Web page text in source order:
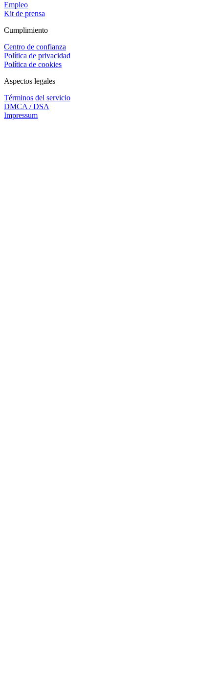
Empleo
Kit de prensa
Cumplimiento
Centro de confianza
Política de privacidad
Política de cookies
Aspectos legales
Términos del servicio
DMCA / DSA
Impressum